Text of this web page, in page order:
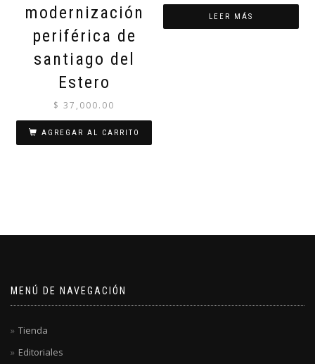
modernización
periférica de
santiago del
Estero
$ 37,000.00
AGREGAR AL CARRITO
LEER MÁS
MENÚ DE NAVEGACIÓN
Tienda
Editoriales